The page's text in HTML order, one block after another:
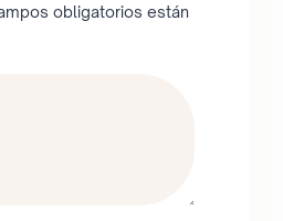
obligatorios están